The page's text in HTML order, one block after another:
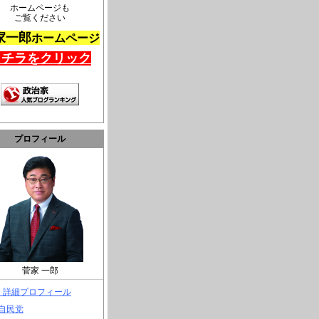
ホームページも
ご覧ください
一郎ホームページ
ラをクリック
プロフィール
菅家 一郎
詳細プロフィール
民党